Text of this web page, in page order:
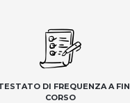
DI FREQUENZA A
CORSO